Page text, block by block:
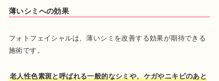
薄いシミへの効果
フォトフェイシャルは、薄いシミを改善する効果が期待できる
施術です。
老人性色素斑と呼ばれる一般的なシミや、ケガやニキビのあと